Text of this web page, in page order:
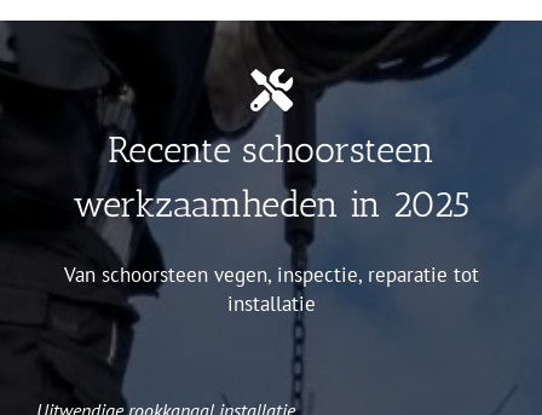
Recente schoorsteen
werkzaamheden in 2025
Van schoorsteen vegen, inspectie, reparatie tot
installatie